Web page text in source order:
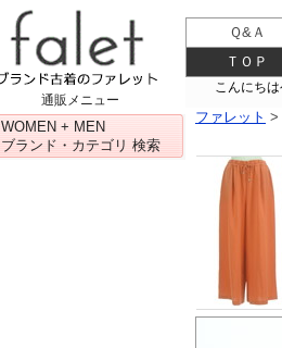
通販メニュー
WOMEN + MEN
ブランド・カテゴリ 検索
ファレット >
Ｑ&Ａ
ＴＯＰ